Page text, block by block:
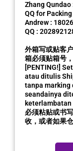
Zhang
QQ for
Andrew :
QQ :
外箱写或贴客
箱必须贴箱号
[PENTING!]
atau ditulis
tanpa marking
seandainya
keterlambatan
必须粘贴或书
收，或者如果